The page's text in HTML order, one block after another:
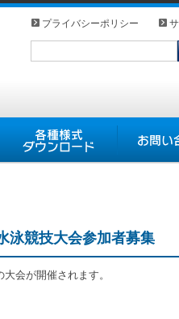
プライバシーポリシー
泳競技大会参加者募集
会が開催されます。